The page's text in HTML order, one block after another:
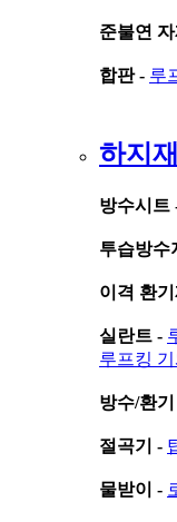
준불연
합판 - 루
하지재
방수시트
투습방수
이격 환
실란트 -
루프킹
방수/환
절곡기 -
물받이 -